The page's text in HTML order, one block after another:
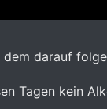
darauf
Tagen kein